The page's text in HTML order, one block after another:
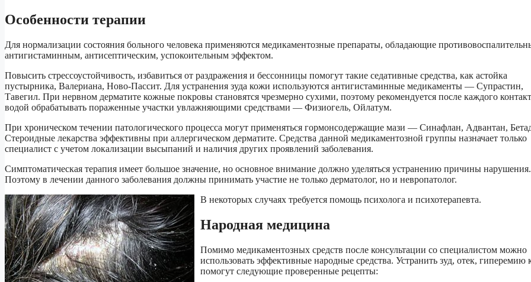
Особенности терапии
Для нормализации состояния больного человека применяются медикаментозные препараты, обладающие
антигистаминным, антисептическим, успокоительным эффектом.
Повысить стрессоустойчивость, избавиться от раздражения и бессонницы помогут такие седативные средства, как астойка
пустырника, Валериана, Ново-Пассит. Для устранения зуда кожи используются антигистаминные медикаменты — Супрастин,
Тавегил. При нервном дерматите кожные покровы становятся чрезмерно сухими, поэтому рекомендуется после каждого
водой обрабатывать пораженные участки увлажняющими средствами — Физиогель, Ойлатум.
При хроническом течении патологического процесса могут применяться гормонсодержащие мази — Синафлан, Адвантан,
Стероидные лекарства эффективны при аллергическом дерматите. Средства данной медикаментозной группы назначает только
специалист с учетом локализации высыпаний и наличия других проявлений заболевания.
Симптоматическая терапия имеет большое значение, но основное внимание должно уделяться устранению причины нарушения.
Поэтому в лечении данного заболевания должны принимать участие не только дерматолог, но и невропатолог.
В некоторых случаях требуется помощь психолога и психотерапевта.
Народная медицина
Помимо медикаментозных средств после консультации со специалистом можно
использовать эффективные народные средства. Устранить зуд, отек, гиперемию
помогут следующие проверенные рецепты: